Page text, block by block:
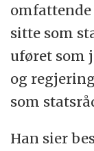
omfattende
sitte som
uføret som
og
som
Han sier